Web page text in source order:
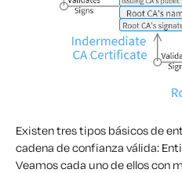
Existen tres tipos básicos de
cadena de confianza válida:
Veamos cada uno de ellos con